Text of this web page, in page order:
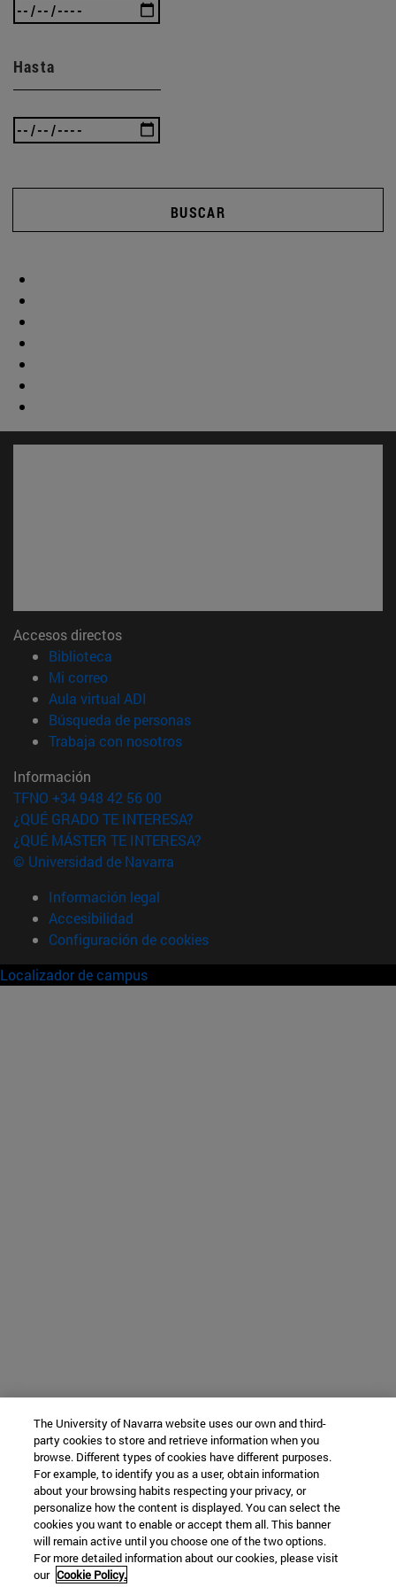
Hasta
BUSCAR
Accesos directos
Biblioteca
Mi correo(abre en nueva ventana)
Aula virtual ADI
Búsqueda de personas(abre en nueva ventana)
Trabaja con nosotros(abre en nueva ventana)
Información
TFNO +34 948 42 56 00
¿QUÉ GRADO TE INTERESA?
¿QUÉ MÁSTER TE INTERESA?
© Universidad de Navarra
Información legal
Accesibilidad
Configuración de cookies
Localizador de campus
The University of Navarra website uses our own and third-
party cookies to store and retrieve information when you
browse. Different types of cookies have different purposes.
For example, to identify you as a user, obtain information
about your browsing habits respecting your privacy, or
personalize how the content is displayed. You can select the
cookies you want to enable or accept them all. This banner
will remain active until you choose one of the two options.
For more detailed information about our cookies, please visit
our Cookie Policy.